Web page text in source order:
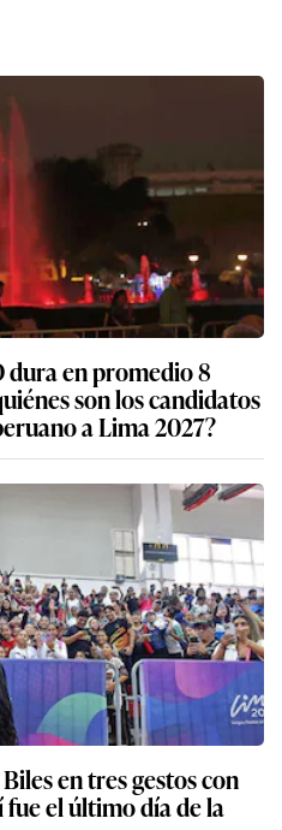
dura en promedio 8
son los candidatos
a Lima 2027?
en tres gestos con
fue el último día de la